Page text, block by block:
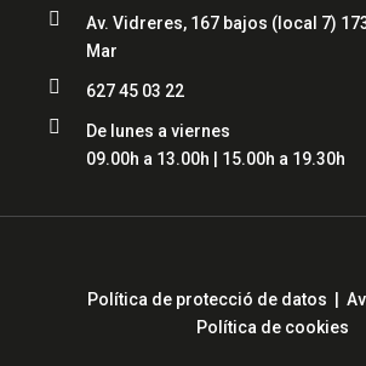

Av. Vidreres, 167 bajos (local 7)
Mar
 627 45 03 22

De lunes a viernes
09.00h a 13.00h | 15.00h a 19.30h
Política de protecció de datos |
Política de cookies